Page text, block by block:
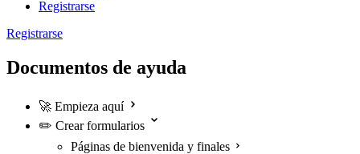
Registrarse
Registrarse
Documentos de ayuda
🚀 Empieza aquí
✏️ Crear formularios
Páginas de bienvenida y finales